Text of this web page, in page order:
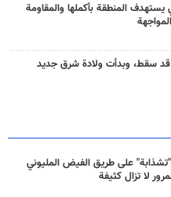
المنطقة بأكملها والمقاومة
سقط، وبدأت ولادة شرق جديد
على طريق الفيض المليوني
لا تزال كثيفة